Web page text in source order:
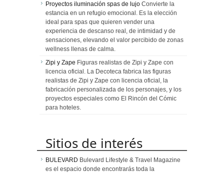
Proyectos iluminación spas de lujo Convierte la
estancia en un refugio emocional. Es la elección
ideal para spas que quieren vender una
experiencia de descanso real, de intimidad y de
sensaciones, elevando el valor percibido de zonas
wellness llenas de calma.
Zipi y Zape Figuras realistas de Zipi y Zape con
licencia oficial. La Decoteca fabrica las figuras
realistas de Zipi y Zape con licencia oficial, la
fabricación personalizada de los personajes, y los
proyectos especiales como El Rincón del Cómic
para hoteles.
Sitios de interés
BULEVARD Bulevard Lifestyle & Travel Magazine
es el espacio donde encontrarás toda la